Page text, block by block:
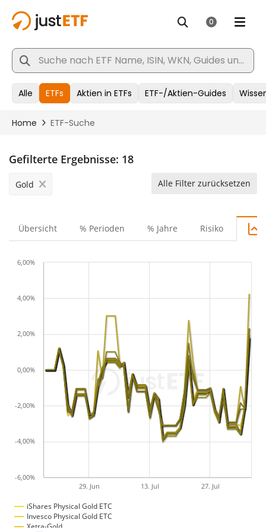
Gefilterte Ergebnisse: 18
Gold Alle Filter zurücksetzen
Übersicht % Perioden % Jahre Risiko
iShares Physical Gold ETC
Invesco Physical Gold ETC
Xetra-Gold
29. Jun 13. Jul 27. Jul
-6,00%
-4,00%
-2,00%
0,00%
2,00%
4,00%
6,00%